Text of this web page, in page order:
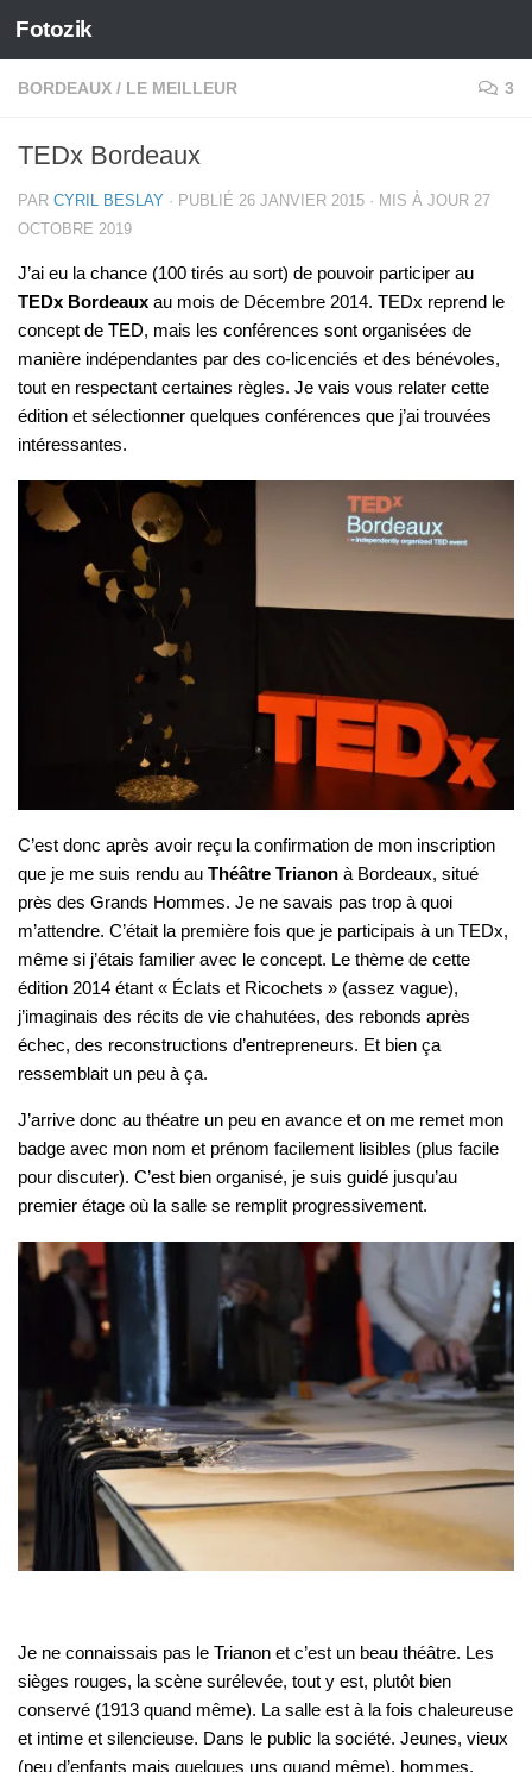
Skip to content
Fotozik
BORDEAUX / LE MEILLEUR 3
TEDx Bordeaux
PAR CYRIL BESLAY · PUBLIÉ 26 JANVIER 2015 · MIS À JOUR 27
OCTOBRE 2019
J’ai eu la chance (100 tirés au sort) de pouvoir participer au
TEDx Bordeaux au mois de Décembre 2014. TEDx reprend le
concept de TED, mais les conférences sont organisées de
manière indépendantes par des co-licenciés et des bénévoles,
tout en respectant certaines règles. Je vais vous relater cette
édition et sélectionner quelques conférences que j’ai trouvées
intéressantes.
C’est donc après avoir reçu la confirmation de mon inscription
que je me suis rendu au Théâtre Trianon à Bordeaux, situé
près des Grands Hommes. Je ne savais pas trop à quoi
m’attendre. C’était la première fois que je participais à un TEDx,
même si j’étais familier avec le concept. Le thème de cette
édition 2014 étant « Éclats et Ricochets » (assez vague),
j’imaginais des récits de vie chahutées, des rebonds après
échec, des reconstructions d’entrepreneurs. Et bien ça
ressemblait un peu à ça.
J’arrive donc au théatre un peu en avance et on me remet mon
badge avec mon nom et prénom facilement lisibles (plus facile
pour discuter). C’est bien organisé, je suis guidé jusqu’au
premier étage où la salle se remplit progressivement.
Je ne connaissais pas le Trianon et c’est un beau théâtre. Les
sièges rouges, la scène surélevée, tout y est, plutôt bien
conservé (1913 quand même). La salle est à la fois chaleureuse
et intime et silencieuse. Dans le public la société. Jeunes, vieux
(peu d’enfants mais quelques uns quand même), hommes,